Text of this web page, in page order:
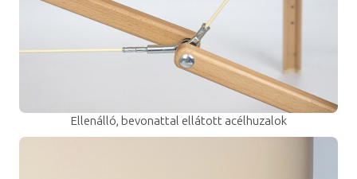
Ellenálló, bevonattal ellátott acélhuzalok